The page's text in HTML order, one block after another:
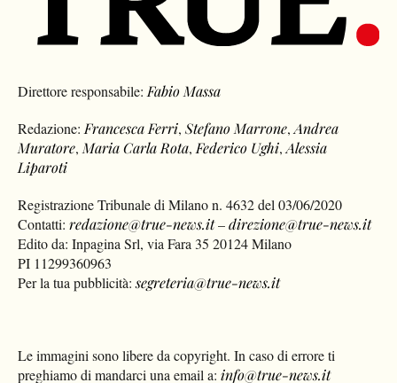
Direttore responsabile: Fabio Massa
Redazione: Francesca Ferri,Stefano Marrone,Andrea
Muratore, Maria Carla Rota, Federico Ughi,Alessia
Liparoti
Registrazione Tribunale di Milano n. 4632 del 03/06/2020
Contatti:redazione@true-news.it–direzione@true-news.it
Edito da: Inpagina Srl, via Fara 35 20124 Milano
PI 11299360963
Per la tua pubblicità:segreteria@true-news.it
Le immagini sono libere da copyright. In caso di errore ti
preghiamo di mandarci una email a: info@true-news.it